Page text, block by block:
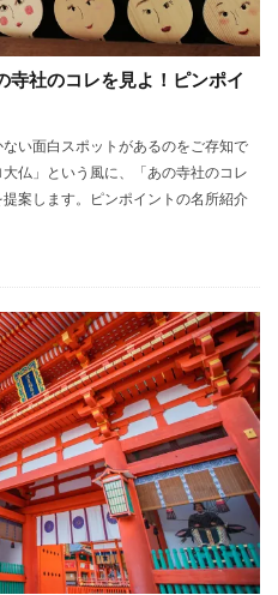
寺社のコレを見よ！ピンポイ
い面白スポットがあるのをご存知で
仏」という風に、「あの寺社のコレ
案します。ピンポイントの名所紹介